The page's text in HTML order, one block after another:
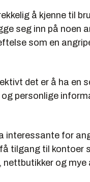
å kjenne til
seg inn på noen
som en
det er å ha en
personlige
interessante for
tilgang til kontoer
nettbutikker og mye